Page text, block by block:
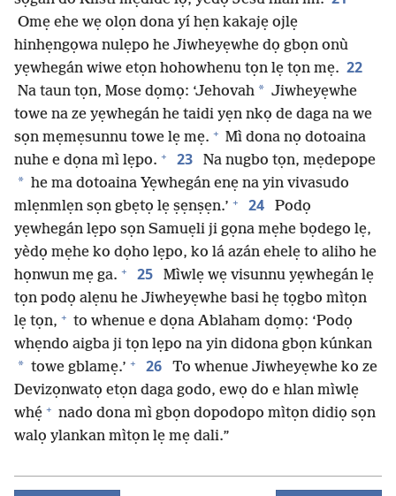
Omẹ ehe wẹ olọn dona yí hẹn kakajẹ ojlẹ
hinhẹngọwa nulẹpo he Jiwheyẹwhe dọ gbọn onù
yẹwhegán wiwe etọn hohowhenu tọn lẹ tọn mẹ. 22
Na taun tọn, Mose dọmọ: ‘Jehovah * Jiwheyẹwhe
towe na ze yẹwhegán he taidi yẹn nkọ de daga na we
sọn mẹmẹsunnu towe lẹ mẹ. + Mì dona nọ dotoaina
nuhe e dọna mì lẹpo. + 23 Na nugbo tọn, mẹdepope
* he ma dotoaina Yẹwhegán enẹ na yin vivasudo
mlẹnmlẹn sọn gbẹtọ lẹ ṣẹnṣẹn.’ + 24
Podọ
yẹwhegán lẹpo sọn Samuẹli ji gọna mẹhe bọdego lẹ,
yèdọ mẹhe ko dọho lẹpo, ko lá azán ehelẹ to aliho he
họnwun mẹ ga. + 25
Mìwlẹ wẹ visunnu yẹwhegán lẹ
tọn podọ alẹnu he Jiwheyẹwhe basi hẹ tọgbo mìtọn
lẹ tọn, + to whenue e dọna Ablaham dọmọ: ‘Podọ
whẹndo aigba ji tọn lẹpo na yin didona gbọn kúnkan
* towe gblamẹ.’ + 26
To whenue Jiwheyẹwhe ko ze
Devizọnwatọ etọn daga godo, ewọ do e hlan mìwlẹ
whẹ́ + nado dona mì gbọn dopodopo mìtọn didiọ sọn
walọ ylankan mìtọn lẹ mẹ dali.”